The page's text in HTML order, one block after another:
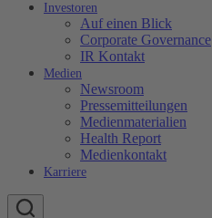
Investoren
Auf einen Blick
Corporate Governance
IR Kontakt
Medien
Newsroom
Pressemitteilungen
Medienmaterialien
Health Report
Medienkontakt
Karriere